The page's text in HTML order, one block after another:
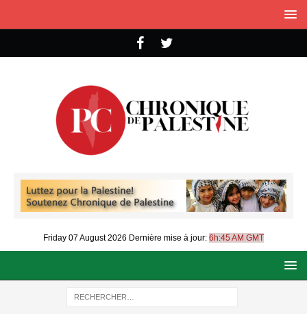
Friday 07 August 2026 Dernière mise à jour: 6h:45 AM GMT